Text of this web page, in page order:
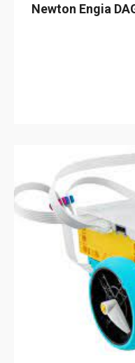
Newton Engia